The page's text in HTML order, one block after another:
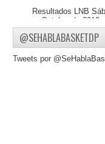
Resultados LNB
Octubre de 2013
Conociendo a Yaiker
Echenique tomo 8
puntos en
@SEHABLABASKETDP
Tweets por